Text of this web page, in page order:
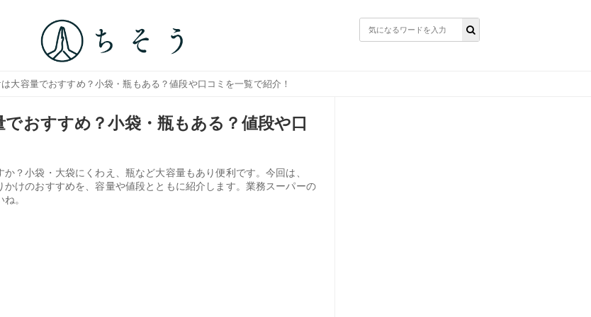
大容量でおすすめ？小袋・瓶もある？値段や口コミを一覧で紹介！
おすすめ？小袋・瓶もある？値段や口
？小袋・大袋にくわえ、瓶など大容量もあり便利です。今回は、
かけのおすすめを、容量や値段とともに紹介します。業務スーパーの
。